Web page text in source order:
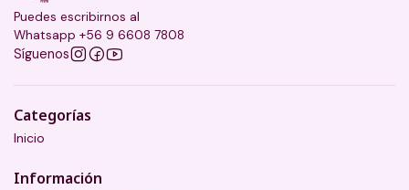
Puedes escribirnos al
Whatsapp +56 9 6608 7808
Síguenos
Categorías
Inicio
Información